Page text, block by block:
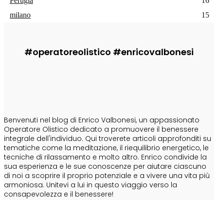
milano
15
#operatoreolistico #enricovalbonesi
Benvenuti nel blog di Enrico Valbonesi, un appassionato
Operatore Olistico dedicato a promuovere il benessere
integrale dell'individuo. Qui troverete articoli approfonditi su
tematiche come la meditazione, il riequilibrio energetico, le
tecniche di rilassamento e molto altro. Enrico condivide la
sua esperienza e le sue conoscenze per aiutare ciascuno
di noi a scoprire il proprio potenziale e a vivere una vita più
armoniosa. Unitevi a lui in questo viaggio verso la
consapevolezza e il benessere!